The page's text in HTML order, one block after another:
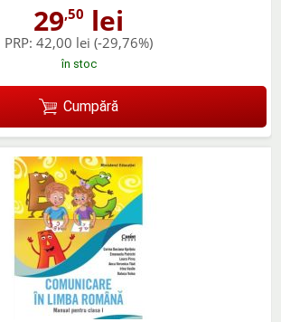
29,50 lei
PRP: 42,00 lei (-29,76%)
în stoc
Cumpără